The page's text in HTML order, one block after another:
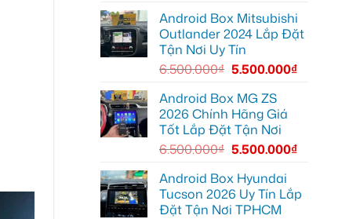
cho
Toyota
Vios
Android Box Mitsubishi
Outlander 2024 Lắp Đặt
Tận Nơi Uy Tín
6.500.000₫ 5.500.000₫
Android Box MG ZS
2026 Chính Hãng Giá
Tốt Lắp Đặt Tận Nơi
6.500.000₫ 5.500.000₫
Android Box Hyundai
Tucson 2026 Uy Tín Lắp
Đặt Tận Nơi TPHCM